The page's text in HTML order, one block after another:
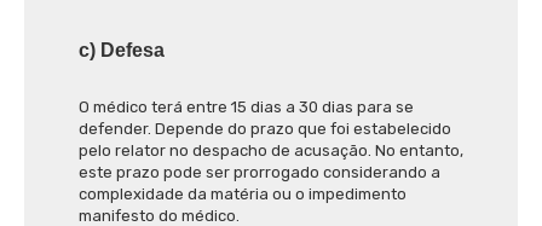
c) Defesa
O médico terá entre 15 dias a 30 dias para se
defender. Depende do prazo que foi estabelecido
pelo relator no despacho de acusação. No entanto,
este prazo pode ser prorrogado considerando a
complexidade da matéria ou o impedimento
manifesto do médico.